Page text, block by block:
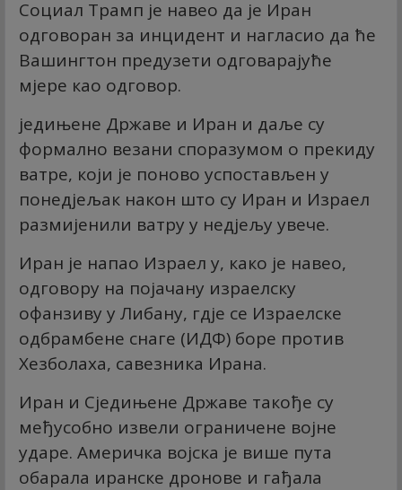
Социал Трамп је навео да је Иран
одговоран за инцидент и нагласио да ће
Вашингтон предузети одговарајуће
мјере као одговор.
једињене Државе и Иран и даље су
формално везани споразумом о прекиду
ватре, који је поново успостављен у
понедјељак након што су Иран и Израел
размијенили ватру у недјељу увече.
Иран је напао Израел у, како је навео,
одговору на појачану израелску
офанзиву у Либану, гдје се Израелске
одбрамбене снаге (ИДФ) боре против
Хезболаха, савезника Ирана.
Иран и Сједињене Државе такође су
међусобно извели ограничене војне
ударе. Америчка војска је више пута
обарала иранске дронове и гађала